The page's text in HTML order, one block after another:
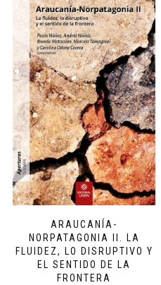
ARAUCANÍA-
NORPATAGONIA II. LA
FLUIDEZ, LO DISRUPTIVO Y
EL SENTIDO DE LA
FRONTERA